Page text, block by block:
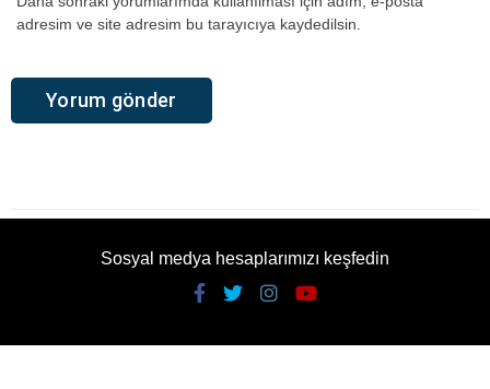
adresim ve site adresim bu tarayıcıya kaydedilsin.
Sosyal medya hesaplarımızı keşfedin